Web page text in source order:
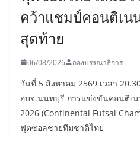
คว้าแชมป์คอนติเน
สุดท้าย
06/08/2026 กองบรรณาธิการ
วันที่ 5 สิงหาคม 2569 เวลา
อบจ.นนทบุรี การแข่งขันคอนติเ
2026 (Continental Futsal
ฟุตซอลชายทีมชาติไทย